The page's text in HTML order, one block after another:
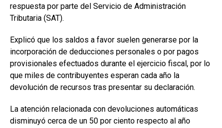
respuesta por parte del Servicio de Administración
Tributaria (SAT).
Explicó que los saldos a favor suelen generarse por la
incorporación de deducciones personales o por pagos
provisionales efectuados durante el ejercicio fiscal, por lo
que miles de contribuyentes esperan cada año la
devolución de recursos tras presentar su declaración.
La atención relacionada con devoluciones automáticas
disminuyó cerca de un 50 por ciento respecto al año